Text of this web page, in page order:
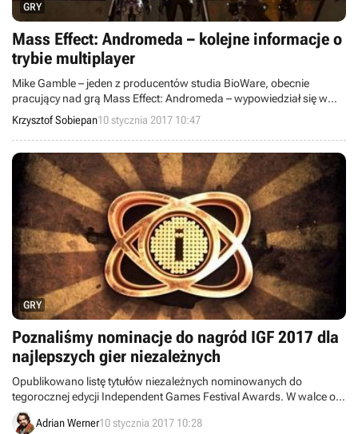
GRY
Mass Effect: Andromeda – kolejne informacje o
trybie multiplayer
Mike Gamble – jeden z producentów studia BioWare, obecnie
pracujący nad grą Mass Effect: Andromeda – wypowiedział się w
wywiadzie dla serwisu Kotaku na temat powiązań trybu
wieloosobowego z główną fabułą gry. Choć informacji o
multiplayerze nadal brakuje, być może dowiemy się o nim więcej
jeszcze w tym miesiącu.
Krzysztof Sobiepan10 stycznia 2017 10:47
GRY
Poznaliśmy nominacje do nagród IGF 2017 dla
najlepszych gier niezależnych
Opublikowano listę tytułów niezależnych nominowanych do
tegorocznej edycji Independent Games Festival Awards. W walce o
miano najlepszej produkcji roku zmierzą się gry Inside, Stardew
Valley, Quadrilateral Cowboy, Hyper Light Drifter, Overcoooked oraz
Adrian Werner10 stycznia 2017 10:28